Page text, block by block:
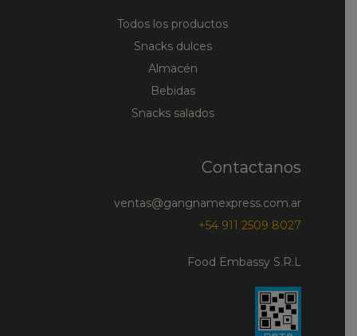
Todos los productos
Snacks dulces
Almacén
Bebidas
Snacks salados
Contactanos
ventas@gangnamexpress.com.ar
+54 911 2509 8027
Food Embassy S.R.L